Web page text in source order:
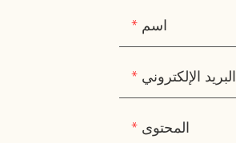
اسم
البريد الإلكتروني
المحتوى